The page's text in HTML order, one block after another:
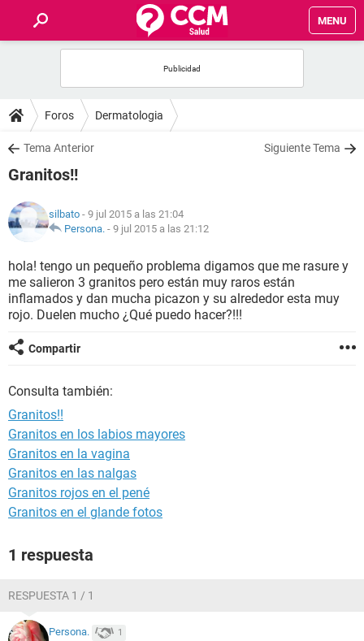
MENU
FOROS
SALUD
NUTRICIÓN
BIENESTAR
SEXUALIDAD
GLOSARIO
Foros Dermatologia
Tema Anterior Siguiente Tema
Granitos!!
silbato - 9 jul 2015 a las 21:04
Persona. - 9 jul 2015 a las 21:12
hola! tengo un pequeño problema digamos que me rasure y
me salieron 3 granitos pero están muy raros están
inflamados y dan mucha picazon y su alrededor esta muy
rojo. Duelen mucho ¿Qué puedo hacer?!!!
Compartir
Consulta también:
Granitos!!
Granitos en los labios mayores
Granitos en la vagina
Granitos en las nalgas
Granitos rojos en el pené
Granitos en el glande fotos
1 respuesta
RESPUESTA 1 / 1
Persona. 1